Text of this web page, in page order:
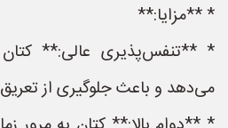
* **مزایا:**
* **تنفس‌پذیری عالی:**
می‌دهد و باعث جلوگیری از